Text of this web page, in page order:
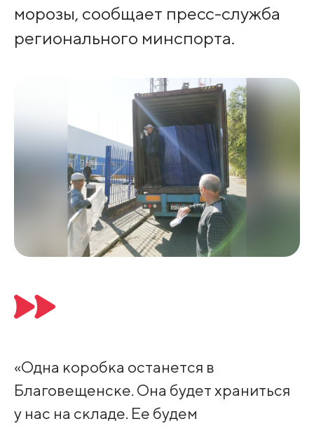
морозы, сообщает пресс-служба
регионального минспорта.
«Одна коробка останется в
Благовещенске. Она будет храниться
у нас на складе. Ее будем